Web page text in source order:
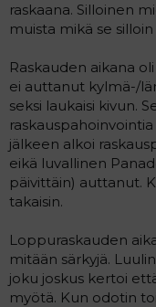
raskaana. Silloinen
muista mikä se
Raskauden aikana
ei auttanut kylmä-/
seksi laukaisi kivun.
jälkeen alkoi
eikä luvallinen
päivittäin) auttanut.
takaisin.
Loppuraskauden
mitään särkyjä.
joku joskus kertoi
myötä. Kun odotin